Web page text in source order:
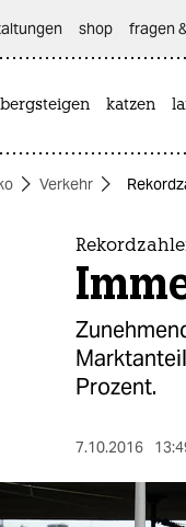
shop fragen
bergsteigen katzen
Verkehr
Prozent.
7.10.2016